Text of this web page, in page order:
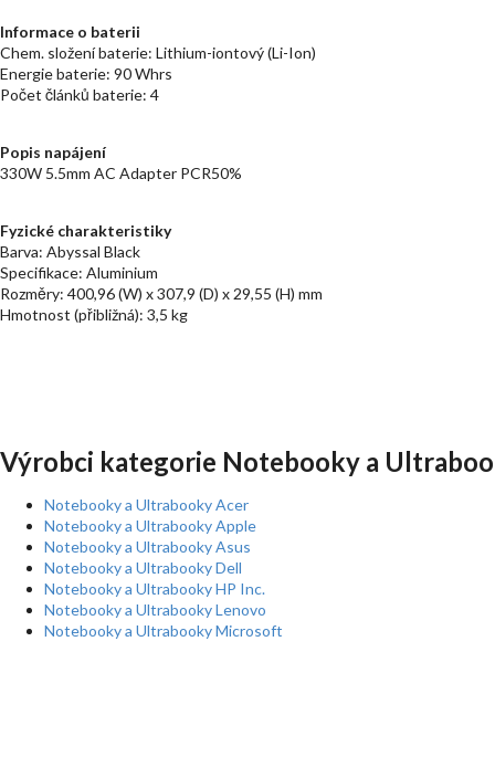
Informace o baterii
Chem. složení baterie: Lithium-iontový (Li-Ion)
Energie baterie: 90 Whrs
Počet článků baterie: 4
Popis napájení
330W 5.5mm AC Adapter PCR50%
Fyzické charakteristiky
Barva: Abyssal Black
Specifikace: Aluminium
Rozměry: 400,96 (W) x 307,9 (D) x 29,55 (H) mm
Hmotnost (přibližná): 3,5 kg
Výrobci kategorie Notebooky a
Notebooky a Ultrabooky Acer
Notebooky a Ultrabooky Apple
Notebooky a Ultrabooky Asus
Notebooky a Ultrabooky Dell
Notebooky a Ultrabooky HP Inc.
Notebooky a Ultrabooky Lenovo
Notebooky a Ultrabooky Microsoft